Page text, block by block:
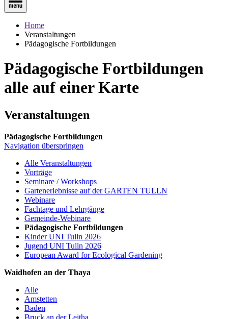
Home
Veranstaltungen
Pädagogische Fortbildungen
Pädagogische Fortbildungen
alle auf einer Karte
Veranstaltungen
Pädagogische Fortbildungen
Navigation überspringen
Alle Veranstaltungen
Vorträge
Seminare / Workshops
Gartenerlebnisse auf der GARTEN TULLN
Webinare
Fachtage und Lehrgänge
Gemeinde-Webinare
Pädagogische Fortbildungen
Kinder UNI Tulln 2026
Jugend UNI Tulln 2026
European Award for Ecological Gardening
Waidhofen an der Thaya
Alle
Amstetten
Baden
Bruck an der Leitha